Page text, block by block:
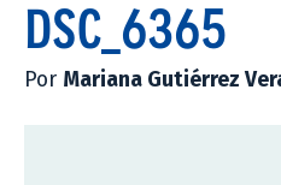
DSC_6365
Por Mariana Gutiérrez